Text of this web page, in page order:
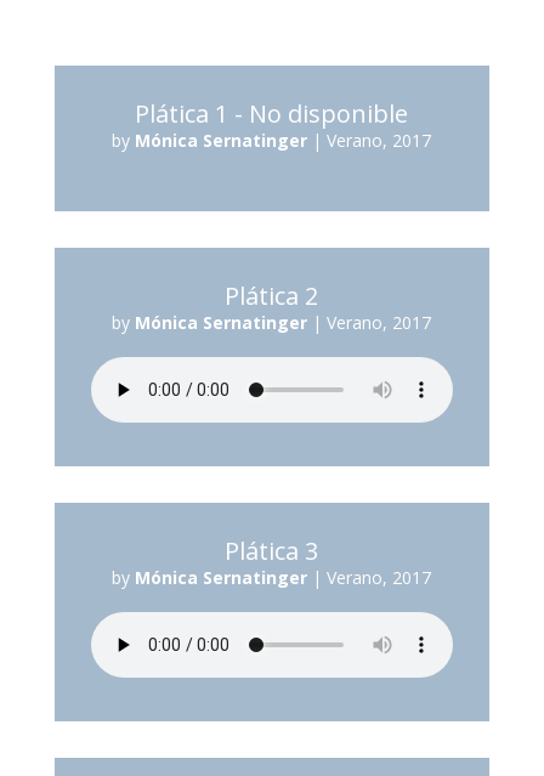
Plática 1 - No disponible
by Mónica Sernatinger |Verano, 2017
Plática 2
by Mónica Sernatinger |Verano, 2017
Plática 3
by Mónica Sernatinger |Verano, 2017